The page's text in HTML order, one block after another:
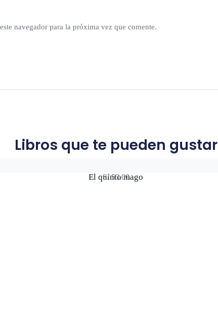
navegador para la próxima vez que comente.
Libros que te pueden gustar
El quinto mago
S/53.00